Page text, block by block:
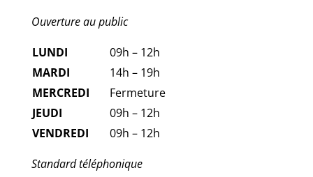
Ouverture au public
LUNDI
09h – 12h
MARDI
14h – 19h
MERCREDI
Fermeture
JEUDI
09h – 12h
VENDREDI
09h – 12h
Standard téléphonique